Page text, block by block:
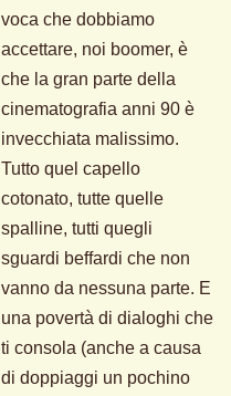
voca che dobbiamo
accettare, noi boomer, è
che la gran parte della
cinematografia anni 90 è
invecchiata malissimo.
Tutto quel capello
cotonato, tutte quelle
spalline, tutti quegli
sguardi beffardi che non
vanno da nessuna parte. E
una povertà di dialoghi che
ti consola (anche a causa
di doppiaggi un pochino